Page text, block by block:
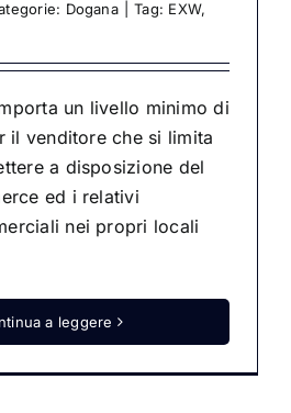
Dogana Tag: EXW,
un livello minimo di
il venditore che si limita
a disposizione del
ed i relativi
nei propri locali
a leggere